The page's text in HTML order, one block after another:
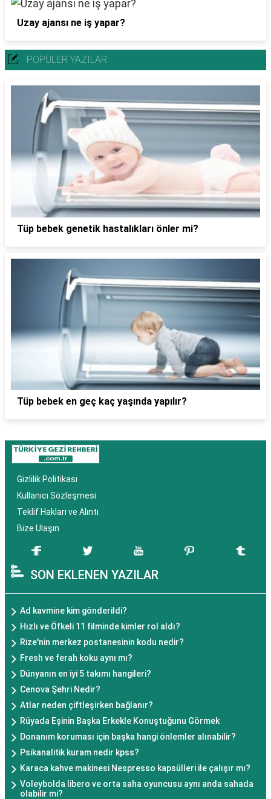
Uzay ajansı ne iş yapar?
POPÜLER YAZILAR
Tüp bebek genetik hastalıkları önler mi?
Tüp bebek en geç kaç yaşında yapılır?
Gizlilik Politikası
Kullanıcı Sözleşmesi
Teklif Hakları ve Alıntı
Bize Ulaşın
SON EKLENEN YAZILAR
Ad kavmine kim gönderildi?
Hızlı ve Öfkeli 11 filminde kimler rol aldı?
Rize'nin merkez postanesinin kodu nedir?
Fresh ve ferah koku aynı mı?
Dünyanın en iyi 5 takımı hangileri?
Cenova Şehri Nedir?
Atlar neden çiftleşirken bağlanır?
Rüyada Eşinin Başka Erkekle Konuştuğunu Görmek
Donanım koruması için başka hangi önlemler alınabilir?
Psikanalitik kuram nedir kpss?
Karaca kahve makinesi Nespresso kapsülleri ile çalışır mı?
Voleybolda libero ve orta saha oyuncusu aynı anda sahada
olabilir mi?